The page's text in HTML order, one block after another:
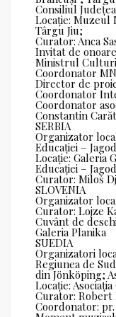
Consiliul
Locație: Muzeul
Târgu Jiu;
Curator: Anca
Invitat de
Ministrul
Coordonator
Director de
Coordonator
Coordonator
Constantin
SERBIA
Organizator
Educației –
Locație: Galeria
Educației –
Curator: Miloš
SLOVENIA
Organizator
Curator: Lojze
Cuvânt de
Galeria Planika
SUEDIA
Organizatori
Regiunea de
din Jönköping;
Locație:
Curator: Robert
Coordonator: